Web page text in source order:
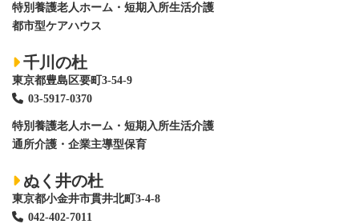
特別養護老人ホーム ・短期入所生活介護
都市型ケアハウス
千川の杜
東京都豊島区要町3-54-9
03-5917-0370
特別養護老人ホーム ・短期入所生活介護
通所介護・企業主導型保育
ぬく井の杜
東京都小金井市貫井北町3-4-8
042-402-7011